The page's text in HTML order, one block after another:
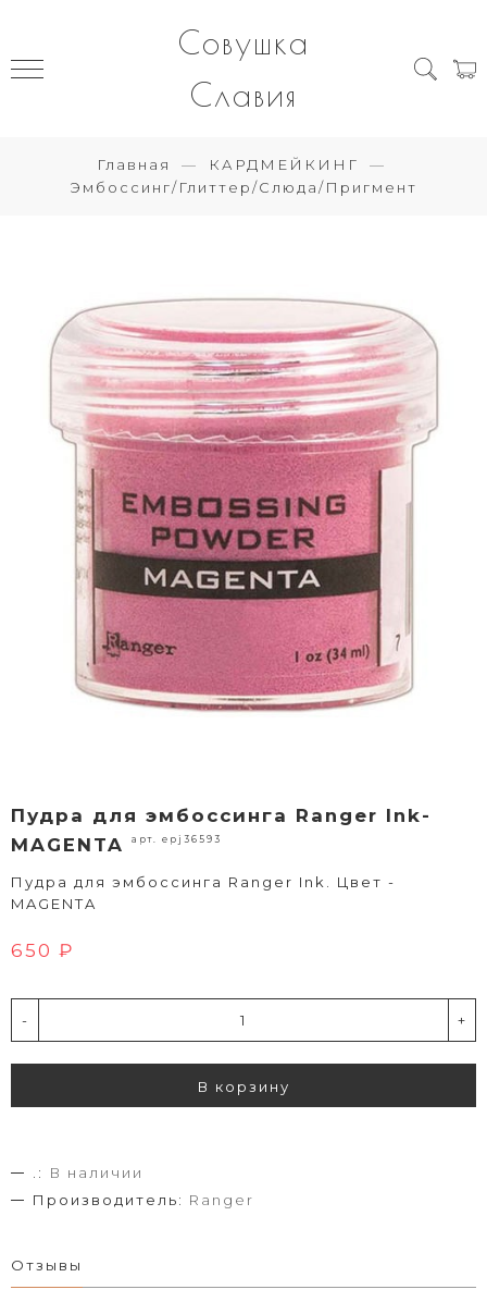
Совушка
Славия
Главная
КАРДМЕЙКИНГ
Эмбоссинг/Глиттер/Слюда/Пригмент
Пудра для эмбоссинга Ranger Ink-
MAGENTA
арт. epj36593
Пудра для эмбоссинга Ranger Ink. Цвет -
MAGENTA
650 ₽
- +
В корзину
.:
В наличии
Производитель: Ranger
Отзывы